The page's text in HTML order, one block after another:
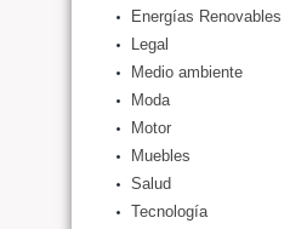
Energías Renovables
Legal
Medio ambiente
Moda
Motor
Muebles
Salud
Tecnología